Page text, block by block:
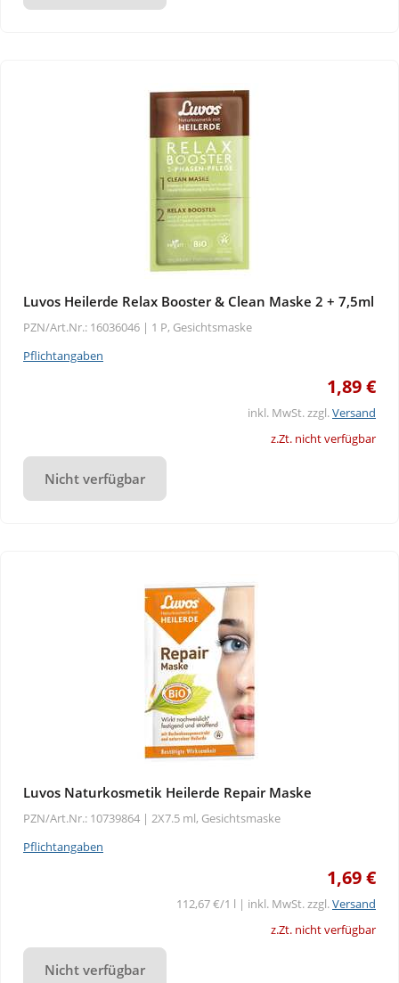
Luvos Heilerde Relax Booster & Clean Maske 2 + 7,5ml
PZN/Art.Nr.: 16036046 | 1 P, Gesichtsmaske
Pflichtangaben
1,89 €
inkl. MwSt. zzgl.Versand
z.Zt. nicht verfügbar
Nicht verfügbar
Luvos Naturkosmetik Heilerde Repair Maske
PZN/Art.Nr.: 10739864 | 2X7.5 ml, Gesichtsmaske
Pflichtangaben
1,69 €
112,67 €/1 l | inkl. MwSt. zzgl.Versand
z.Zt. nicht verfügbar
Nicht verfügbar